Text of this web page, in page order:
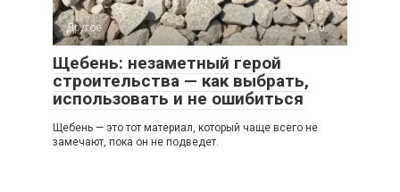
Другое 0
Щебень: незаметный герой
строительства — как выбрать,
использовать и не ошибиться
Щебень — это тот материал, который чаще всего не
замечают, пока он не подведет.